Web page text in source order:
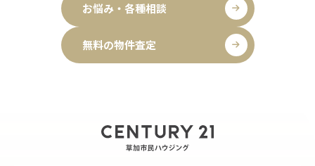
お悩み・各種相談
無料の物件査定